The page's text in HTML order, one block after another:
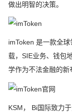
做出明智的决策。
imToken 是一款全
载，SIE业务、钱包
学作为不法金融的新
KSM， Bi国际致力